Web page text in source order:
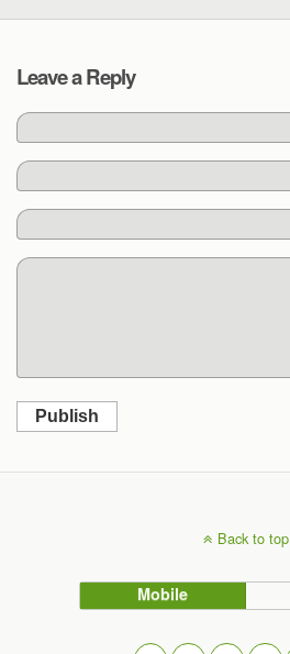
Leave a Reply
Publish
Back to top
Mobile